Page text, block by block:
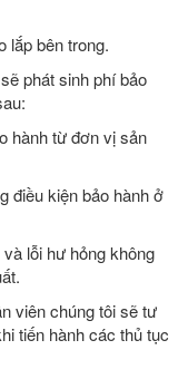
lắp bên trong.
phát sinh phí bảo
hành từ đơn vị sản
điều kiện bảo hành ở
lỗi hư hỏng không
viên chúng tôi sẽ tư
tiến hành các thủ tục